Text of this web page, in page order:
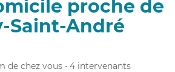
proche de
Saint-André
de chez vous • 4 intervenants